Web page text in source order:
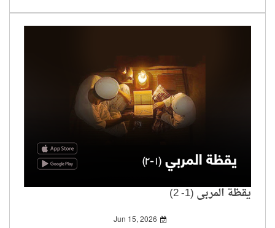
يقظة المربي (1- 2)
Jun 15, 2026